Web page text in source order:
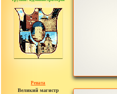
сообщений: 30442
Рената
Великий магистр